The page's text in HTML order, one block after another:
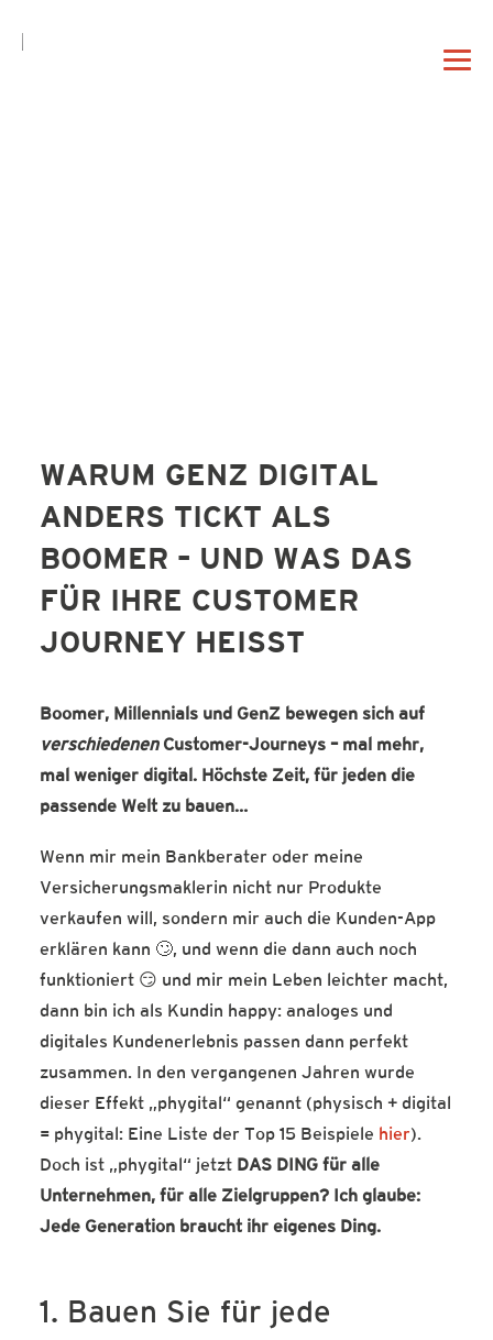
BERATUNG
SERVICE-BLOG
BÜCHER
KONTAKT
WARUM GENZ DIGITAL
ANDERS TICKT ALS
BOOMER – UND WAS DAS
FÜR IHRE CUSTOMER
JOURNEY HEISST
Boomer, Millennials und GenZ bewegen sich auf
verschiedenenCustomer-Journeys – mal mehr,
mal weniger digital. Höchste Zeit, für jeden die
passende Welt zu bauen…
Wenn mir mein Bankberater oder meine
Versicherungsmaklerin nicht nur Produkte
verkaufen will, sondern mir auch die Kunden-App
erklären kann 🙄, und wenn die dann auch noch
funktioniert 😏 und mir mein Leben leichter macht,
dann bin ich als Kundin happy: analoges und
digitales Kundenerlebnis passen dann perfekt
zusammen. In den vergangenen Jahren wurde
dieser Effekt „phygital“ genannt (physisch + digital
= phygital: Eine Liste der Top 15 Beispiele hier).
Doch ist „phygital“ jetzt DAS DING für alle
Unternehmen, für alle Zielgruppen? Ich glaube:
Jede Generation braucht ihr eigenes Ding.
1. Bauen Sie für jede